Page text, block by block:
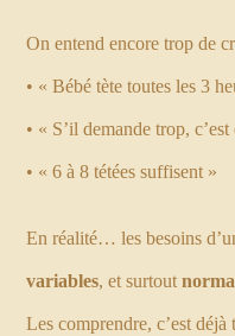
On entend encore trop de
• « Bébé tète toutes les 3
• « S’il demande trop, c’est
• « 6 à 8 tétées suffisent »
En réalité… les besoins
variables, et surtout
Les comprendre, c’est